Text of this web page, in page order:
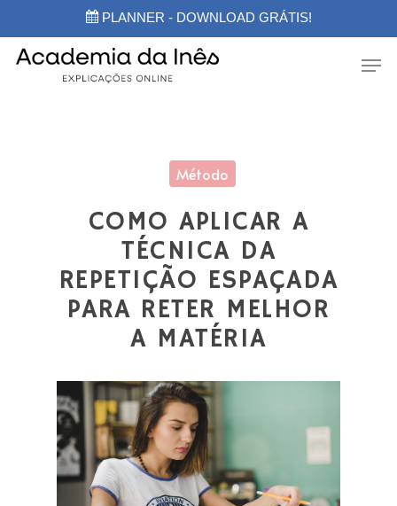
PLANNER - DOWNLOAD GRÁTIS!
main
content
Método
COMO APLICAR A
TÉCNICA DA
REPETIÇÃO ESPAÇADA
PARA RETER MELHOR
A MATÉRIA